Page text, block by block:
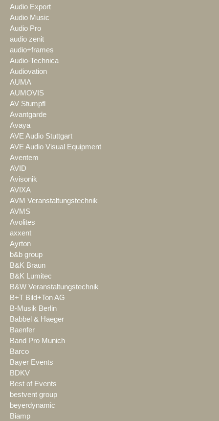
Audio Export
Audio Music
Audio Pro
audio zenit
audio+frames
Audio-Technica
Audiovation
AUMA
AUMOVIS
AV Stumpfl
Avantgarde
Avaya
AVE Audio Stuttgart
AVE Audio Visual Equipment
Aventem
AVID
Avisonik
AVIXA
AVM Veranstaltungstechnik
AVMS
Avolites
axxent
Ayrton
b&b group
B&K Braun
B&K Lumitec
B&W Veranstaltungstechnik
B+T Bild+Ton AG
B-Musik Berlin
Babbel & Haeger
Baenfer
Band Pro Munich
Barco
Bayer Events
BDKV
Best of Events
bestvent group
beyerdynamic
Biamp